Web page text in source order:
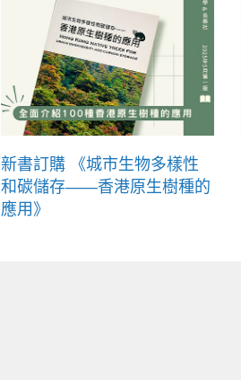
新書訂購 《城市生物多樣性
和碳儲存——香港原生樹種的
應用》